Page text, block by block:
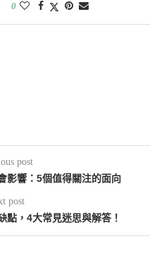
0
post
影響：5個值得關注的面向
post
點，4大常見迷思與解答！